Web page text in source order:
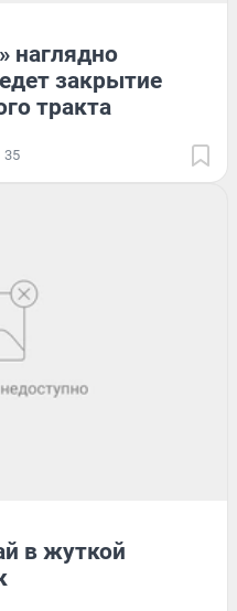
наглядно
закрытие
тракта
35
в жуткой